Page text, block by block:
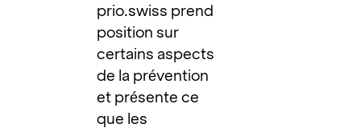
prio.swiss prend
position sur
certains aspects
de la prévention
et présente ce
que les